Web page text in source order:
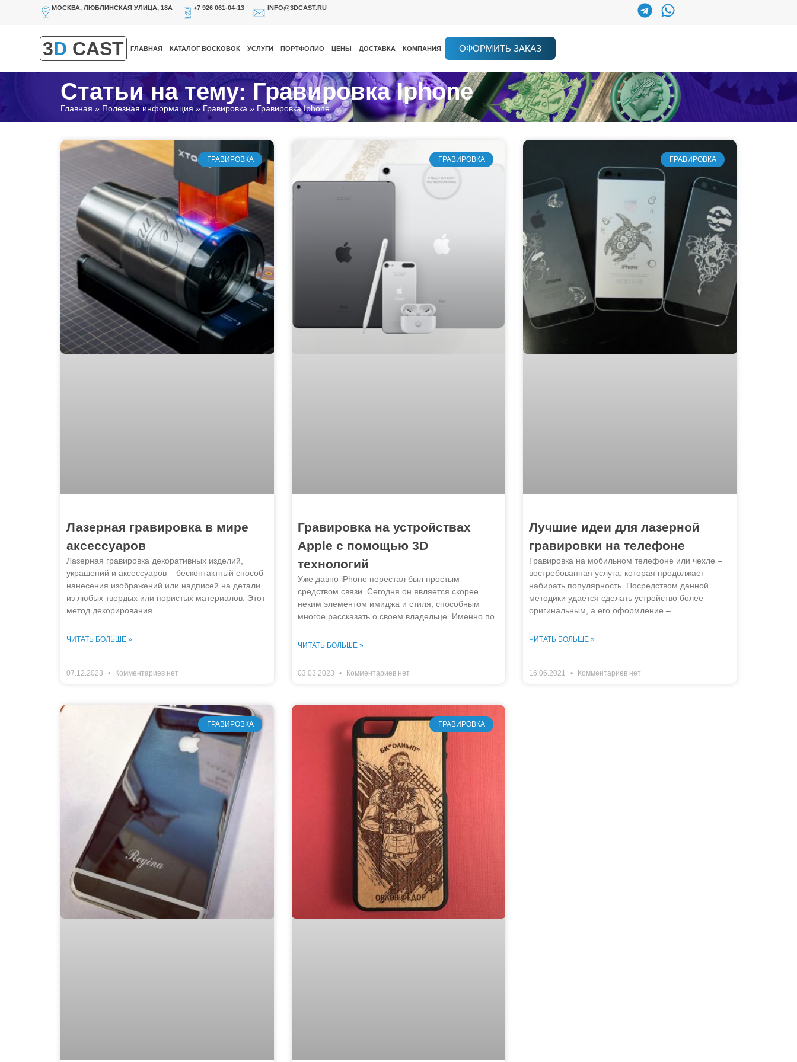
МОСКВА, ЛЮБЛИНСКАЯ УЛИЦА, 18А +7 926 061-04-13 INFO@3DCAST.RU
3D CAST ГЛАВНАЯ КАТАЛОГ ВОСКОВОК УСЛУГИ ПОРТФОЛИО ЦЕНЫ ДОСТАВКА КОМПАНИЯ ОФОРМИТЬ ЗАКАЗ
Статьи на тему: Гравировка Iphone
Главная » Полезная информация » Гравировка » Гравировка Iphone
ГРАВИРОВКА
Лазерная гравировка в мире
аксессуаров
Лазерная гравировка декоративных изделий,
украшений и аксессуаров – бесконтактный способ
нанесения изображений или надписей на детали
из любых твердых или пористых материалов. Этот
метод декорирования
ЧИТАТЬ БОЛЬШЕ »
07.12.2023 Комментариев нет
ГРАВИРОВКА
Гравировка на устройствах
Apple с помощью 3D
технологий
Уже давно iPhone перестал был простым
средством связи. Сегодня он является скорее
неким элементом имиджа и стиля, способным
многое рассказать о своем владельце. Именно по
ЧИТАТЬ БОЛЬШЕ »
03.03.2023 Комментариев нет
ГРАВИРОВКА
Лучшие идеи для лазерной
гравировки на телефоне
Гравировка на мобильном телефоне или чехле –
востребованная услуга, которая продолжает
набирать популярность. Посредством данной
методики удается сделать устройство более
оригинальным, а его оформление –
ЧИТАТЬ БОЛЬШЕ »
16.06.2021 Комментариев нет
ГРАВИРОВКА ГРАВИРОВКА